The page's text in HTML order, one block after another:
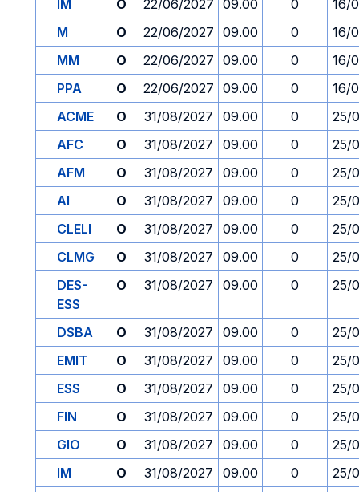
IM O 22/06/2027 09.00 0
16/
M
O 22/06/2027 09.00 0
16/
MM
O 22/06/2027 09.00 0
16/
PPA
O 22/06/2027 09.00 0
16/
ACME
O 31/08/2027 09.00 0
25/
AFC
O 31/08/2027 09.00 0
25/
AFM
O 31/08/2027 09.00 0
25/
AI
O 31/08/2027 09.00 0
25/
CLELI
O 31/08/2027 09.00 0
25/
CLMG
O 31/08/2027 09.00 0
25/
DES-
ESS
O 31/08/2027 09.00 0 25/
DSBA O 31/08/2027 09.00 0
25/
EMIT
O 31/08/2027 09.00 0
25/
ESS
O 31/08/2027 09.00 0
25/
FIN
O 31/08/2027 09.00 0
25/
GIO
O 31/08/2027 09.00 0
25/
IM
O 31/08/2027 09.00 0
25/